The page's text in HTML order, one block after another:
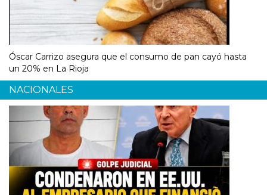
Óscar Carrizo asegura que el consumo de pan cayó hasta
un 20% en La Rioja
NACIONALES